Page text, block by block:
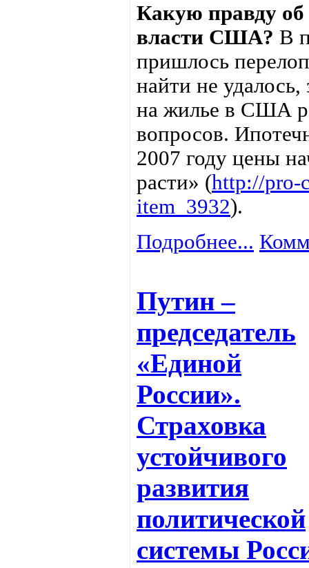
Какую правду
власти США? В
пришлось
найти не
на жилье в США
вопросов.
2007 году цены
расти» (http://pro-
item_3932).
Подробнее...
Путин –
председатель
«Единой
России».
Страховка
устойчивого
развития
политической
системы